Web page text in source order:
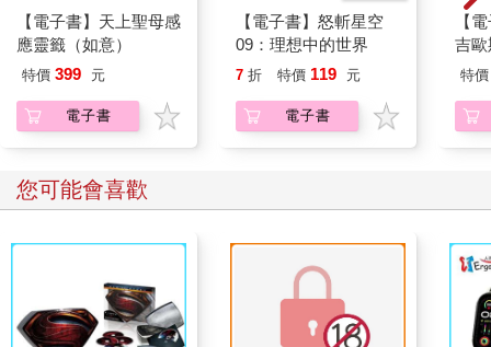
的狀態。
如果我們對這些都能清楚的認識，並將其牢記在心，那麼，這對
處於三維世界的我們，到底意味著什麼呢？這意味著，若是我們
能沿著時間的長軸移動，就能看到未來，並隨心所欲地改變它。
***
清醒夢是如何變成實體的，這一點對我們來說並不重要，只要接
受清醒夢是一種實體現實，這樣的意志便會帶領我們走上夢境實
讓我再次列出改變未來的基礎，而這不過就是一個受控制的清醒
1確定你的目標——弄清楚知道自己想要什麼。
2構建一個你認為在願望實現後會遇到的事件——一個以自我行動
【電子書】天上聖母感
應靈籤（如意）
特價 399 元
電子書
【電子書】怒斬星空
09：理想中的世界
7 折 特價 119 元
電子書
【
吉歐
特價
您可能會喜歡